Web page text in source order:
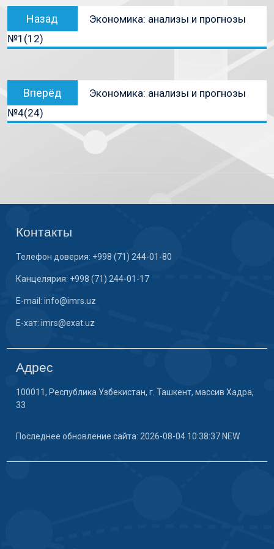
Назад
Экономика: анализы и прогнозы
№1(12)
Вперёд
Экономика: анализы и прогнозы
№4(24)
Контакты
Телефон доверия: +998 (71) 244-01-80
Канцелярия: +998 (71) 244-01-17
E-mail: info@imrs.uz
E-хат: imrs@exat.uz
Адрес
100011, Республика Узбекистан, г. Ташкент, массив Хадра,
33
Последнее обновление сайта: 2026-08-04 10:38:37 NEW